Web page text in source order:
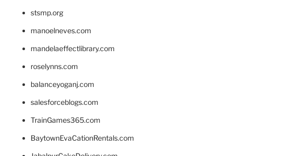
stsmp.org
manoelneves.com
mandelaeffectlibrary.com
roselynns.com
balanceyoganj.com
salesforceblogs.com
TrainGames365.com
BaytownEvaCationRentals.com